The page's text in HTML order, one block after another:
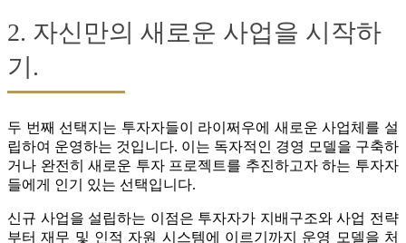
2. 자신만의 새로운 사업을 시작하
기.
두 번째 선택지는 투자자들이 라이쩌우에 새로운 사업체를 설
립하여 운영하는 것입니다. 이는 독자적인 경영 모델을 구축하
거나 완전히 새로운 투자 프로젝트를 추진하고자 하는 투자자
들에게 인기 있는 선택입니다.
신규 사업을 설립하는 이점은 투자자가 지배구조와 사업 전략
부터 재무 및 인적 자원 시스템에 이르기까지 운영 모델을 처